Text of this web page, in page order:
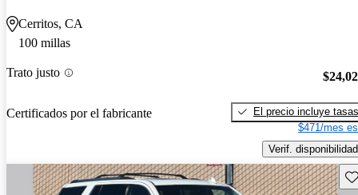
Cerritos, CA
100 millas
Trato justo
Certificados por el fabricante
El precio incluye tasas
$471/mes
Verif. disponibilidad